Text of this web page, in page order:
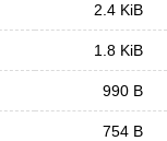
2.4 KiB
1.8 KiB
990 B
754 B